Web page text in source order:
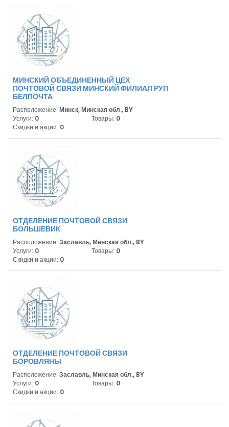
МИНСКИЙ ОБЪЕДИНЕННЫЙ ЦЕХ
ПОЧТОВОЙ СВЯЗИ МИНСКИЙ ФИЛИАЛ РУП
БЕЛПОЧТА
Расположение: Минск, Минская обл., BY
Услуги: 0 Товары: 0
Скидки и акции: 0
ОТДЕЛЕНИЕ ПОЧТОВОЙ СВЯЗИ
БОЛЬШЕВИК
Расположение: Заславль, Минская обл., BY
Услуги: 0 Товары: 0
Скидки и акции: 0
ОТДЕЛЕНИЕ ПОЧТОВОЙ СВЯЗИ
БОРОВЛЯНЫ
Расположение: Заславль, Минская обл., BY
Услуги: 0 Товары: 0
Скидки и акции: 0